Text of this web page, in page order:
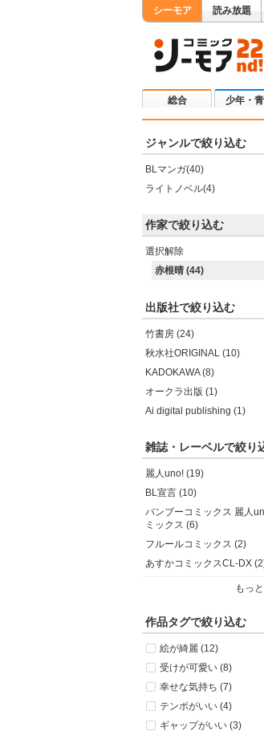
シーモア 読み放題
総合 少年・
ジャンルで絞り込む
BLマンガ(40)
ライトノベル(4)
作家で絞り込む
選択解除
赤根晴 (44)
出版社で絞り込む
竹書房 (24)
秋水社ORIGINAL (10)
KADOKAWA (8)
オークラ出版 (1)
Ai digital publishing (1)
雑誌・レーベルで絞り
麗人uno! (19)
BL宣言 (10)
バンブーコミックス 麗人
ミックス (6)
フルールコミックス (2)
あすかコミックスCL-DX
もっ
作品タグで絞り込む
絵が綺麗 (12)
受けが可愛い (8)
幸せな気持ち (7)
テンポがいい (4)
ギャップがいい (3)